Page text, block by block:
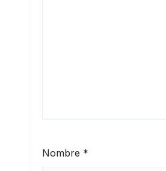
Nombre *